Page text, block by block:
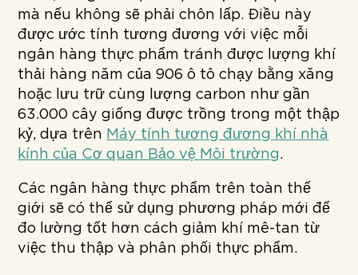
mà nếu không sẽ phải chôn lấp. Điều này
được ước tính tương đương với việc mỗi
ngân hàng thực phẩm tránh được lượng khí
thải hàng năm của 906 ô tô chạy bằng xăng
hoặc lưu trữ cùng lượng carbon như gần
63.000 cây giống được trồng trong một thập
kỷ, dựa trên Máy tính tương đương khí nhà
kính của Cơ quan Bảo vệ Môi trường.
Các ngân hàng thực phẩm trên toàn thế
giới sẽ có thể sử dụng phương pháp mới để
đo lường tốt hơn cách giảm khí mê-tan từ
việc thu thập và phân phối thực phẩm.